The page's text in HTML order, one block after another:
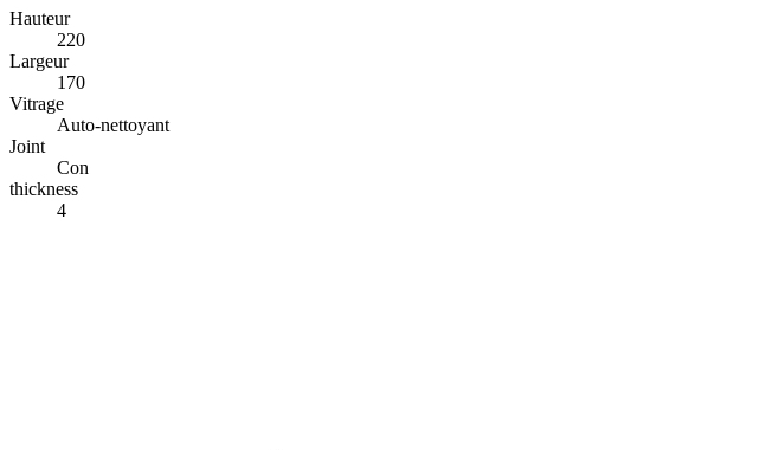
Hauteur
220
Largeur
170
Vitrage
Auto-nettoyant
Joint
Con
thickness
4